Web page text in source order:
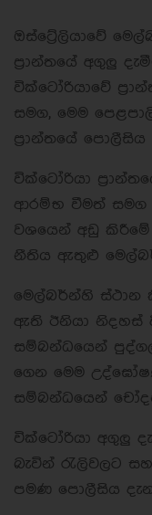
ඔස්ට්‍රේලියාවේ
ප්‍රාන්තයේ අගුලු
වික්ටෝරියාවේ
සමග, මෙම
ප්‍රාන්තයේ
වික්ටෝරියා
ආරම්භ වීමත් සමග
වශයෙන් අඩු කිරීමේ
නීතිය ඇතුළු
මෙල්බර්න්හි ස්ථාන
ඇති ඊනියා නිදහස්
සම්බන්ධයෙන්
ගෙන මෙම
සම්බන්ධයෙන්
වික්ටෝරියා අගුලු
බැවින් රැලිවලට
පමණ පොලීසිය